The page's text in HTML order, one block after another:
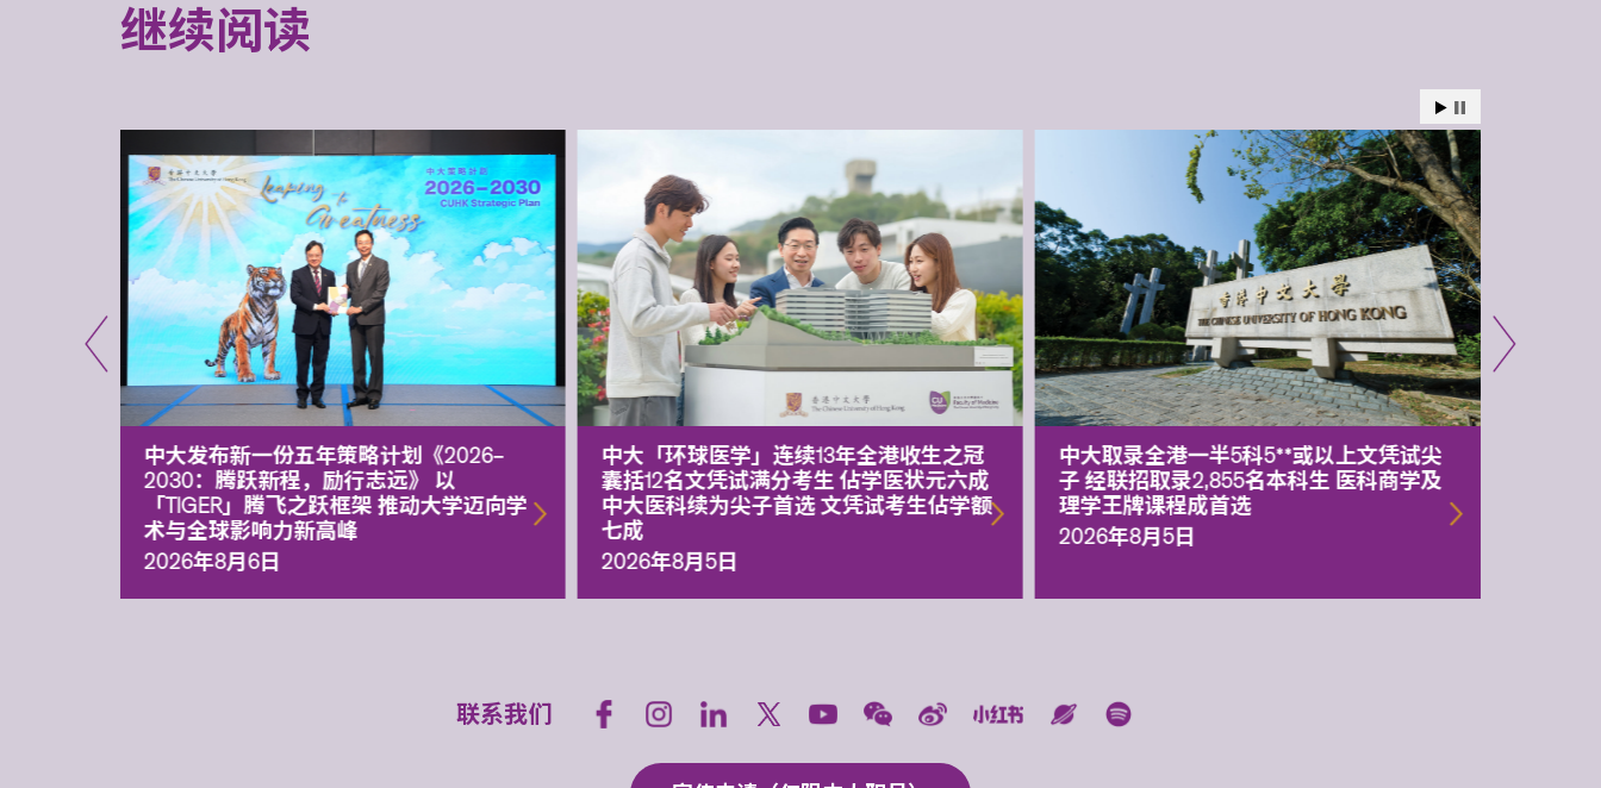
继续阅读
中大发布新一份五年策略计划《2026‒
2030：腾跃新程，励行志远》 以
「TIGER」腾飞之跃框架 推动大学迈向学
术与全球影响力新高峰
2026年8月6日
中大「环球医学」连续13年全港收生之冠
囊括12名文凭试满分考生 佔学医状元六成
中大医科续为尖子首选 文凭试考生佔学额
七成
2026年8月5日
中大取录全港一半5科5**或以上文凭试尖
子 经联招取录2,855名本科生 医科商学及
理学王牌课程成首选
2026年8月5日
联系我们